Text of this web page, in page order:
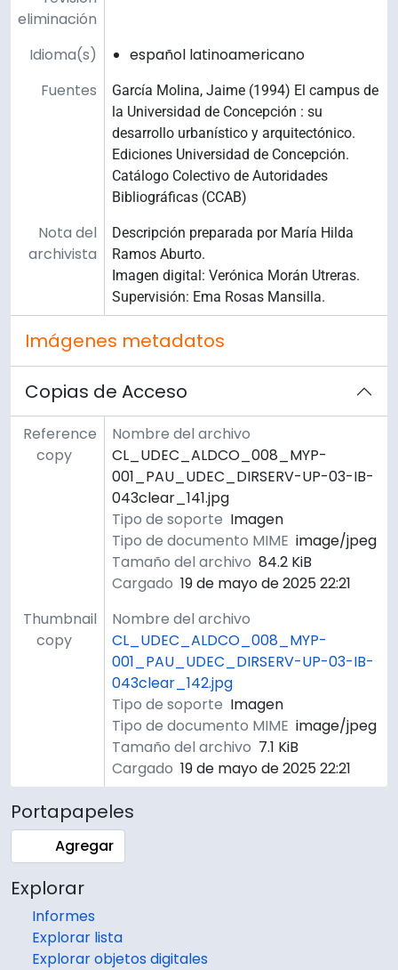
eliminación
Idioma(s)
español latinoamericano
Fuentes
García Molina, Jaime (1994) El campus de
la Universidad de Concepción : su
desarrollo urbanístico y arquitectónico.
Ediciones Universidad de Concepción.
Catálogo Colectivo de Autoridades
Bibliográficas (CCAB)
Nota del
archivista
Descripción preparada por María Hilda
Ramos Aburto.
Imagen digital: Verónica Morán Utreras.
Supervisión: Ema Rosas Mansilla.
Imágenes metadatos
Copias de Acceso
Reference
copy
Nombre del archivo
CL_UDEC_ALDCO_008_MYP-
001_PAU_UDEC_DIRSERV-UP-03-IB-
043clear_141.jpg
Tipo de soporte Imagen
Tipo de documento MIME image/jpeg
Tamaño del archivo 84.2 KiB
Cargado 19 de mayo de 2025 22:21
Thumbnail
copy
Nombre del archivo
CL_UDEC_ALDCO_008_MYP-
001_PAU_UDEC_DIRSERV-UP-03-IB-
043clear_142.jpg
Tipo de soporte Imagen
Tipo de documento MIME image/jpeg
Tamaño del archivo 7.1 KiB
Cargado 19 de mayo de 2025 22:21
Portapapeles
Agregar
Explorar
Informes
Explorar lista
Explorar objetos digitales